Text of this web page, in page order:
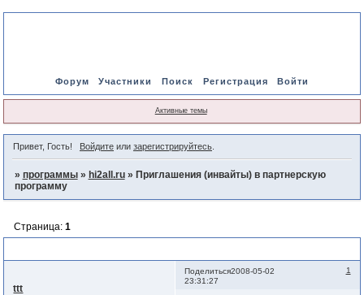
Форум Участники Поиск Регистрация Войти
Активные темы
Привет, Гость! Войдитеили зарегистрируйтесь.
» программы » hi2all.ru » Приглашения (инвайты) в партнерскую
программу
Страница: 1
Поделиться 1
2008-05-02
23:31:27
ttt